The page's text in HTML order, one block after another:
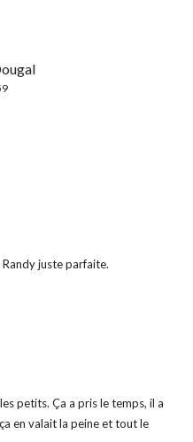
juste parfaite.
petits. Ça a pris le temps, il a
en valait la peine et tout le